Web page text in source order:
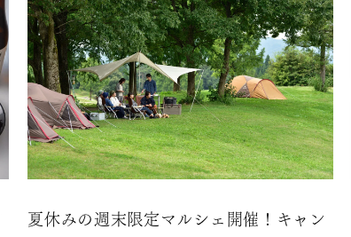
夏休みの週末限定マルシェ開催！キャン